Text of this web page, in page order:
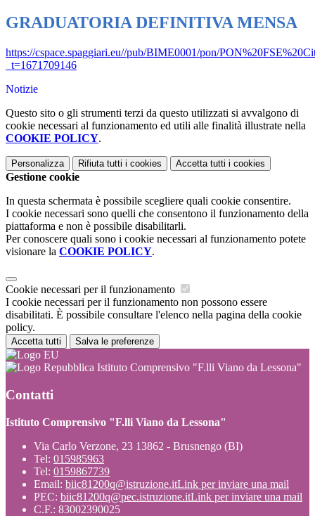
GRADUATORIA DEFINITIVA MENSA
https://cspace.spaggiari.eu//pub/BIME0001/pon/
_t=1671709146
Notizie
Questo sito o gli strumenti terzi da questo utilizzati si avvalgono di
cookie necessari al funzionamento ed utili alle finalità illustrate nella
COOKIE POLICY.
Personalizza Rifiuta tutti i cookies Accetta tutti i cookies
Gestione cookie
In questa schermata è possibile scegliere quali cookie consentire.
I cookie necessari sono quelli che consentono il funzionamento della
piattaforma e non è possibile disabilitarli.
Per conoscere quali sono i cookie necessari al funzionamento potete
visionare la COOKIE POLICY.
Cookie necessari per il funzionamento
I cookie necessari per il funzionamento non possono essere
disabilitati. È possibile consultare l'elenco nella pagina della cookie
policy.
Accetta tutti Salva le preferenze
Istituto Comprensivo "F.lli Viano da Lessona"
Contatti
Istituto Comprensivo "F.lli Viano da Lessona"
Via Carlo Verzone, 23 13862 - Brusnengo (BI)
Tel: 015985963
Tel: 0159867739
Email: biic81200q@istruzione.itLink per inviare una mail
PEC: biic81200q@pec.istruzione.itLink per inviare una mail
C.F.: 83002390025